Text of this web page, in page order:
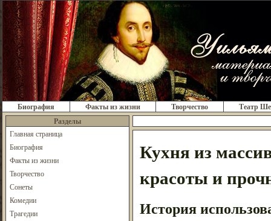
Биография Факты из жизни Творчество
Театр
Разделы
Главная страница
Биография
Факты из жизни
Творчество
Сонеты
Комедии
Трагедии
Кухня из
красоты и
История